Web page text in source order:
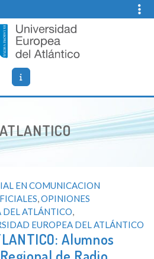
del Atlantico
noticias y comentarios sobre
Europea del Atlántico).
EN COMUNICACION
,OPINIONES
DEL ATLÁNTICO,
EUROPEA DEL ATLÁNTICO
Alumnos